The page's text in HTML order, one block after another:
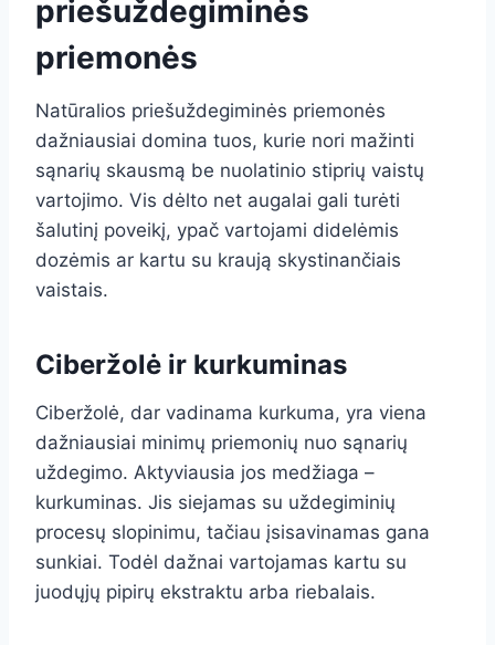
priešuždegiminės
priemonės
Natūralios priešuždegiminės priemonės
dažniausiai domina tuos, kurie nori mažinti
sąnarių skausmą be nuolatinio stiprių vaistų
vartojimo. Vis dėlto net augalai gali turėti
šalutinį poveikį, ypač vartojami didelėmis
dozėmis ar kartu su kraują skystinančiais
vaistais.
Ciberžolė ir kurkuminas
Ciberžolė, dar vadinama kurkuma, yra viena
dažniausiai minimų priemonių nuo sąnarių
uždegimo. Aktyviausia jos medžiaga –
kurkuminas. Jis siejamas su uždegiminių
procesų slopinimu, tačiau įsisavinamas gana
sunkiai. Todėl dažnai vartojamas kartu su
juodųjų pipirų ekstraktu arba riebalais.